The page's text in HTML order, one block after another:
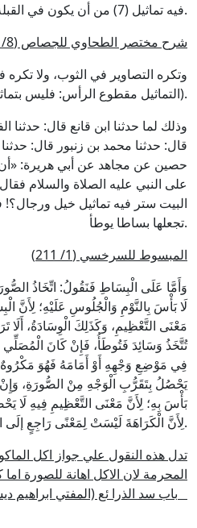
فيه تماثيل (7) من أن يكون في القبلة؛ لأنه قد رُخِّصَ في البساط.
شرح مختصر الطحاوي للجصاص (8/ 529
التماثيل مقطوع الرأس: فليس بتماثيل).
وذلك لما حدثنا ابن قانع قال:
قال: حدثنا محمد بن زنبور قال:
حصين عن مجاهد عن أبي هريرة: «أن
على النبي عليه الصلاة والسلام
البيت ستر فيه تماثيل خيل ورجال؟!
تجعلها بساطا يوطأ.
المبسوط للسرخسي (1/ 211
)
وَأَمَّا عَلَى الْبِسَاطِ فَنَقُولُ: اتِّخَاذُ
لَا بَأْسَ بِالنَّوْمِ وَالْجُلُوسِ عَلَيْهِ؛ لِأَنَّ
مَعْنَى التَّعْظِيمِ، وَكَذَلِكَ الْوِسَادَةُ،
تُتَّخَذُ وَسَائِدَ فَتُوطَأُ، فَإِنْ كَانَ
فِي مَوْضِعِ وَجْهِهِ أَوْ أَمَامَهُ فَهُوَ
يَحْصُلُ بِتَقَرُّبِ الْوَجْهِ مِنْ الصُّورَةِ،
بَأْسَ بِهِ؛ لِأَنَّ مَعْنَى التَّعْظِيمِ فِيهِ لَا
لِأَنَّ الْكَرَاهَةَ لَيْسَتْ لِمَعْنًى رَاجِعٍ إلَى الصَّلَاةِ.
تدل هذه النقول علي جواز اكل
المحرمة لان الاكل اهانة للصورة
باب سد الذرا ئع (المفتي ابراهيم